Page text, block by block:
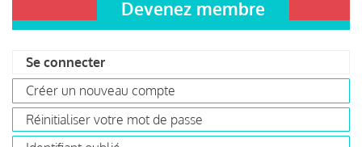
Devenez membre
Primary
tabs
Se connecter
actif)
Créer un nouveau compte
Réinitialiser votre mot de passe